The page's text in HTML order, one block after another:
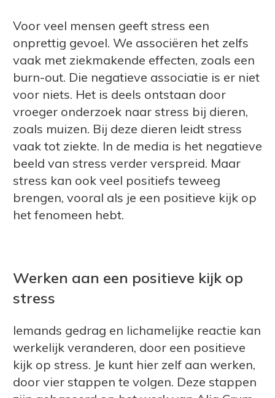
Voor veel mensen geeft stress een
onprettig gevoel. We associëren het zelfs
vaak met ziekmakende effecten, zoals een
burn-out. Die negatieve associatie is er niet
voor niets. Het is deels ontstaan door
vroeger onderzoek naar stress bij dieren,
zoals muizen. Bij deze dieren leidt stress
vaak tot ziekte. In de media is het negatieve
beeld van stress verder verspreid. Maar
stress kan ook veel positiefs teweeg
brengen, vooral als je een positieve kijk op
het fenomeen hebt.
Werken aan een positieve kijk op
stress
Iemands gedrag en lichamelijke reactie kan
werkelijk veranderen, door een positieve
kijk op stress. Je kunt hier zelf aan werken,
door vier stappen te volgen. Deze stappen